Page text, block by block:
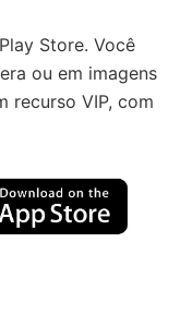
Store. Você
ou em imagens
recurso VIP, com